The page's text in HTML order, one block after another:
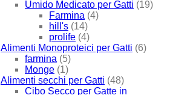
Umido Medicato per Gatti (19)
Farmina (4)
hill's (14)
prolife (4)
Alimenti Monoproteici per Gatti (6)
farmina (5)
Monge (1)
Alimenti secchi per Gatti (48)
Cibo Secco per Gatte in